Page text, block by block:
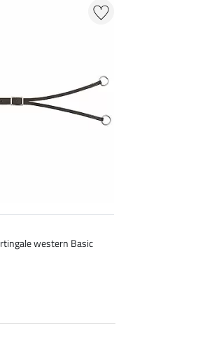
western Basic